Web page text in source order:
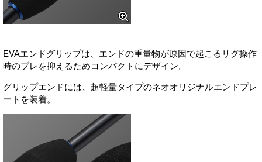
EVAエンドグリップは、エンドの重量物が原因で起こるリグ操作
時のブレを抑えるためコンパクトにデザイン。
グリップエンドには、超軽量タイプのネオオリジナルエンドプレ
ートを装着。